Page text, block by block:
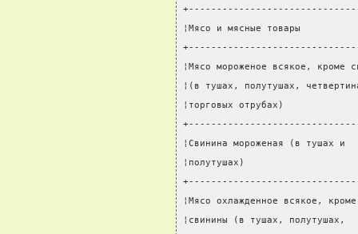
¦Мясо и мясные товары
¦Мясо мороженое всякое,
¦(в тушах, полутушах,
¦торговых отрубах)
¦Свинина мороженая (в
¦полутушах)
¦Мясо охлажденное
¦свинины (в тушах,